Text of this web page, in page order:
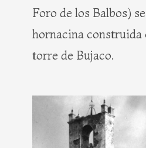
Foro de los Balbos)
hornacina construida
torre de Bujaco.